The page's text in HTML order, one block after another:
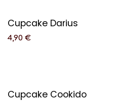
Cupcake Darius
4,90€
Cupcake Cookido